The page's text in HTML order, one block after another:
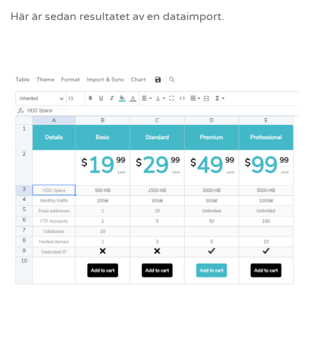
Här är sedan resultatet av en dataimport.